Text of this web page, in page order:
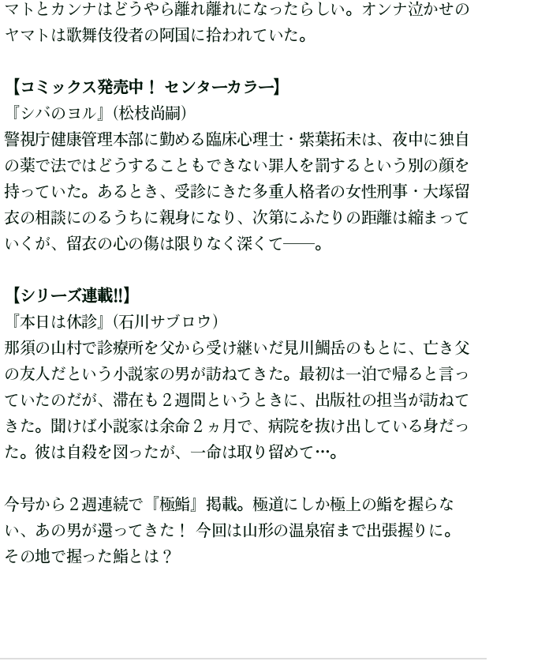
マトとカンナはどうやら離れ離れになったらしい。オンナ泣かせの
ヤマトは歌舞伎役者の阿国に拾われていた。
【コミックス発売中！ センターカラー】
『シバのヨル』(松枝尚嗣)
警視庁健康管理本部に勤める臨床心理士・紫葉拓未は、夜中に独自
の薬で法ではどうすることもできない罪人を罰するという別の顔を
持っていた。あるとき、受診にきた多重人格者の女性刑事・大塚留
衣の相談にのるうちに親身になり、次第にふたりの距離は縮まって
いくが、留衣の心の傷は限りなく深くて──。
【シリーズ連載!!】
『本日は休診』(石川サブロウ)
那須の山村で診療所を父から受け継いだ見川鯛岳のもとに、亡き父
の友人だという小説家の男が訪ねてきた。最初は一泊で帰ると言っ
ていたのだが、滞在も２週間というときに、出版社の担当が訪ねて
きた。聞けば小説家は余命２ヵ月で、病院を抜け出している身だっ
た。彼は自殺を図ったが、一命は取り留めて…。
今号から２週連続で『極鮨』掲載。極道にしか極上の鮨を握らな
い、あの男が還ってきた！ 今回は山形の温泉宿まで出張握りに。
その地で握った鮨とは？